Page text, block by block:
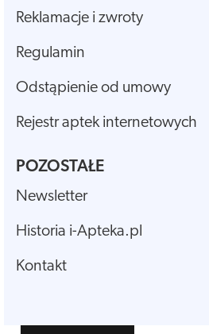
Reklamacje i zwroty
Regulamin
Odstąpienie od umowy
Rejestr aptek internetowych
POZOSTAŁE
Newsletter
Historia i-Apteka.pl
Kontakt